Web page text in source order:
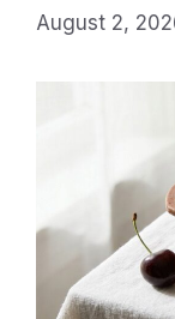
August 2,